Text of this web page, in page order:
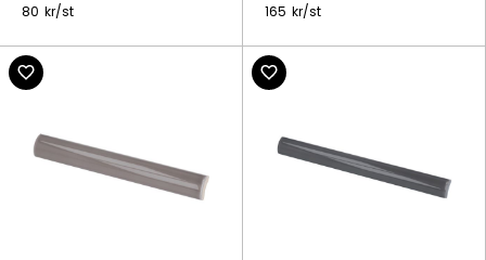
80 kr/st 165 kr/st